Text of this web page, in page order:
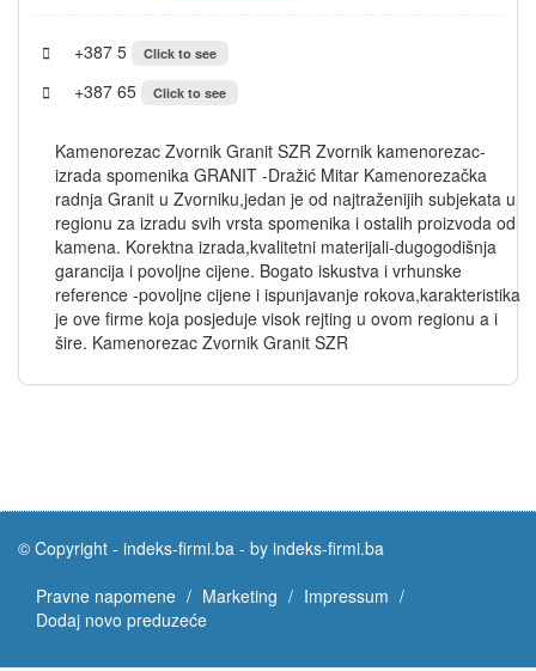
+387 5 Click to see
+387 65 Click to see
Kamenorezac Zvornik Granit SZR Zvornik kamenorezac-
izrada spomenika GRANIT -Dražić Mitar Kamenorezačka
radnja Granit u Zvorniku,jedan je od najtraženijih subjekata u
regionu za izradu svih vrsta spomenika i ostalih proizvoda od
kamena. Korektna izrada,kvalitetni materijali-dugogodišnja
garancija i povoljne cijene. Bogato iskustva i vrhunske
reference -povoljne cijene i ispunjavanje rokova,karakteristika
je ove firme koja posjeduje visok rejting u ovom regionu a i
šire. Kamenorezac Zvornik Granit SZR
© Copyright - indeks-firmi.ba - by indeks-firmi.ba
Pravne napomene
Marketing
Impressum
Dodaj novo preduzeće